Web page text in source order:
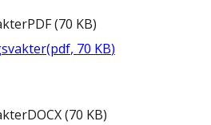
PDF(70 KB)
(pdf, 70 KB)
DOCX(70 KB)